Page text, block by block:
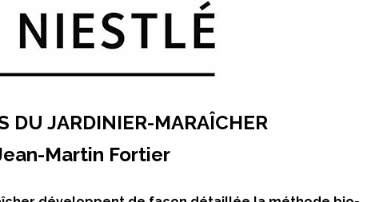
DU JARDINIER-MARAÎCHER
Martin Fortier